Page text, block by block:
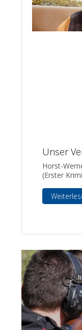
Unser
Horst-
(Erster